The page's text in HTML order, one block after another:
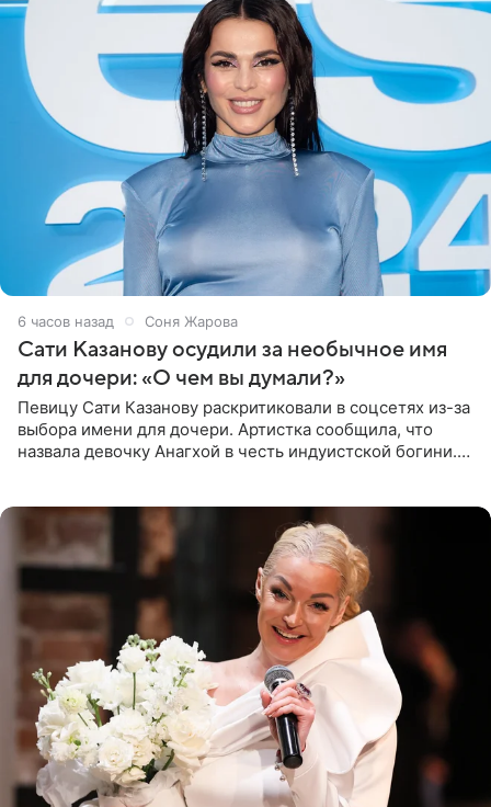
6 часов назад Соня Жарова
Сати Казанову осудили за необычное имя
для дочери: «О чем вы думали?»
Певицу Сати Казанову раскритиковали в соцсетях из-за
выбора имени для дочери. Артистка сообщила, что
назвала девочку Анагхой в честь индуистской богини.